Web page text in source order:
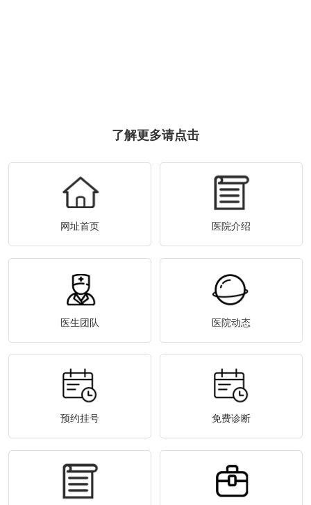
了解更多请点击
网址首页 医院介绍
医生团队 医院动态
预约挂号 免费诊断